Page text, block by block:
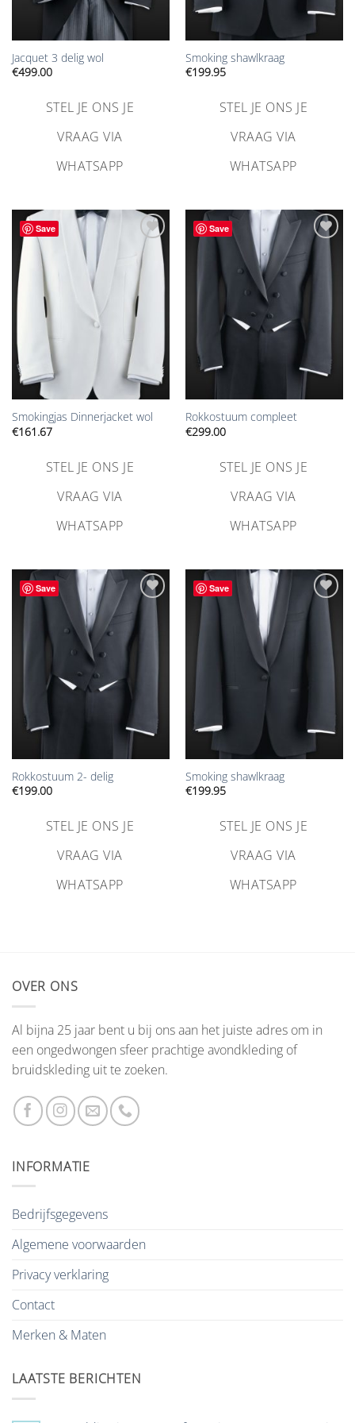
Jacquet 3 delig wol
€499.00
STEL JE ONS JE
VRAAG VIA
WHATSAPP
Smoking shawlkraag
€199.95
STEL JE ONS JE
VRAAG VIA
WHATSAPP
Save
Aan
verlanglijst
toevoegen
Smokingjas Dinnerjacket wol
€161.67
STEL JE ONS JE
VRAAG VIA
WHATSAPP
Save
Aan
verlanglijst
toevoegen
Rokkostuum compleet
€299.00
STEL JE ONS JE
VRAAG VIA
WHATSAPP
Save
Aan
verlanglijst
toevoegen
Rokkostuum 2- delig
€199.00
STEL JE ONS JE
VRAAG VIA
WHATSAPP
Save
Aan
verlanglijst
toevoegen
Smoking shawlkraag
€199.95
STEL JE ONS JE
VRAAG VIA
WHATSAPP
OVER ONS
Al bijna 25 jaar bent u bij ons aan het juiste adres om in
een ongedwongen sfeer prachtige avondkleding of
bruidskleding uit te zoeken.
INFORMATIE
Bedrijfsgegevens
Algemene voorwaarden
Privacy verklaring
Contact
Merken & Maten
LAATSTE BERICHTEN